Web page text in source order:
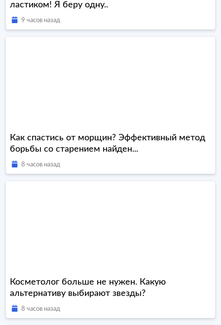
ластиком! Я беру одну..
9 часов назад
Как спастись от морщин? Эффективный метод
борьбы со старением найден...
8 часов назад
Косметолог больше не нужен. Какую
альтернативу выбирают звезды?
8 часов назад